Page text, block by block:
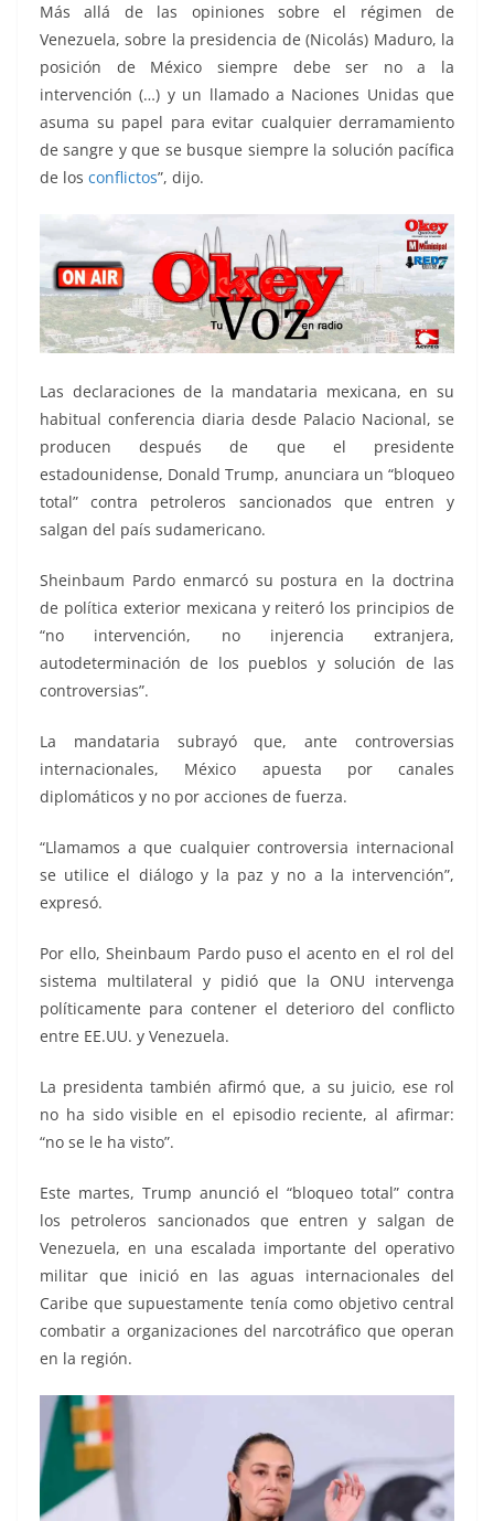
Más allá de las opiniones sobre el régimen de
Venezuela, sobre la presidencia de (Nicolás) Maduro, la
posición de México siempre debe ser no a la
intervención (…) y un llamado a Naciones Unidas que
asuma su papel para evitar cualquier derramamiento
de sangre y que se busque siempre la solución pacífica
de los conflictos”, dijo.
Las declaraciones de la mandataria mexicana, en su
habitual conferencia diaria desde Palacio Nacional, se
producen después de que el presidente
estadounidense, Donald Trump, anunciara un “bloqueo
total” contra petroleros sancionados que entren y
salgan del país sudamericano.
Sheinbaum Pardo enmarcó su postura en la doctrina
de política exterior mexicana y reiteró los principios de
“no intervención, no injerencia extranjera,
autodeterminación de los pueblos y solución de las
controversias”.
La mandataria subrayó que, ante controversias
internacionales, México apuesta por canales
diplomáticos y no por acciones de fuerza.
“Llamamos a que cualquier controversia internacional
se utilice el diálogo y la paz y no a la intervención”,
expresó.
Por ello, Sheinbaum Pardo puso el acento en el rol del
sistema multilateral y pidió que la ONU intervenga
políticamente para contener el deterioro del conflicto
entre EE.UU. y Venezuela.
La presidenta también afirmó que, a su juicio, ese rol
no ha sido visible en el episodio reciente, al afirmar:
“no se le ha visto”.
Este martes, Trump anunció el “bloqueo total” contra
los petroleros sancionados que entren y salgan de
Venezuela, en una escalada importante del operativo
militar que inició en las aguas internacionales del
Caribe que supuestamente tenía como objetivo central
combatir a organizaciones del narcotráfico que operan
en la región.